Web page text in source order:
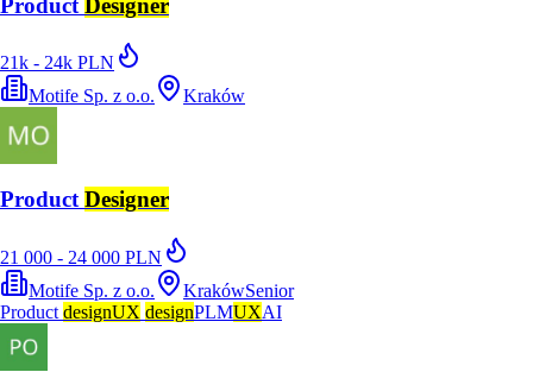
Product Designer
21k - 24k PLN
Motife Sp. z o.o.
Kraków
Product Designer
21 000 - 24 000 PLN
Motife Sp. z o.o.
KrakówSenior
Product designUX designPLMUXAI